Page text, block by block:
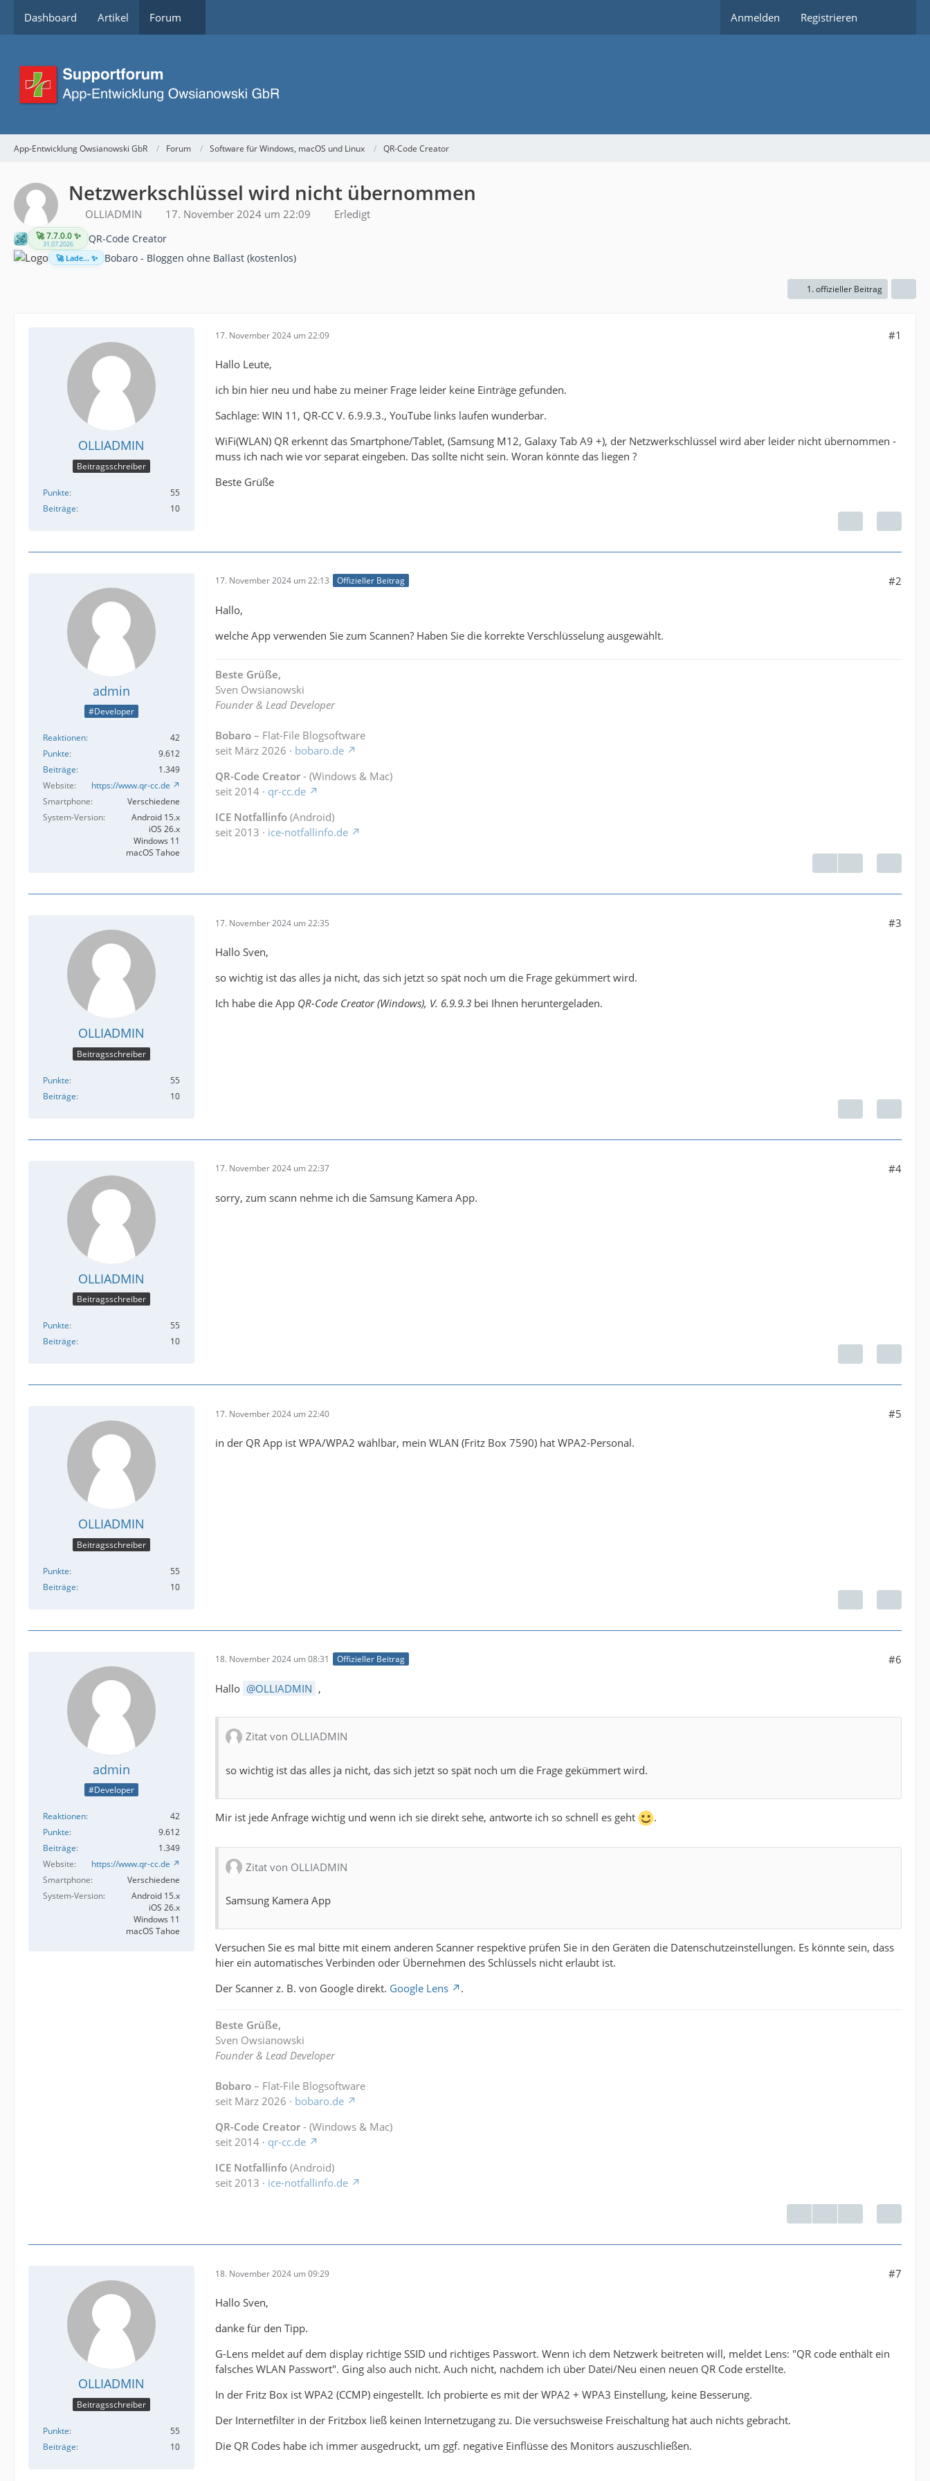
Dashboard Artikel Forum Anmelden Registrieren
App-Entwicklung Owsianowski GbR Forum Software für Windows, macOS und Linux QR-Code Creator
Netzwerkschlüssel wird nicht übernommen
OLLIADMIN 17. November 2024 um 22:09 Erledigt
🚀 7.7.0.0 ✨
31.07.2026 QR-Code Creator
🚀 Lade... ✨ Bobaro - Bloggen ohne Ballast (kostenlos)
1. offizieller Beitrag
OLLIADMIN
Beitragsschreiber
Punkte
55
Beiträge
10
17. November 2024 um 22:09 #1
Hallo Leute,
ich bin hier neu und habe zu meiner Frage leider keine Einträge gefunden.
Sachlage: WIN 11, QR-CC V. 6.9.9.3., YouTube links laufen wunderbar.
WiFi(WLAN) QR erkennt das Smartphone/Tablet, (Samsung M12, Galaxy Tab A9 +), der Netzwerkschlüssel wird aber leider nicht übernommen -
muss ich nach wie vor separat eingeben. Das sollte nicht sein. Woran könnte das liegen ?
Beste Grüße
admin
#Developer
Reaktionen
42
Punkte
9.612
Beiträge
1.349
Website
https://www.qr-cc.de
Smartphone
Verschiedene
System-Version
Android 15.x
iOS 26.x
Windows 11
macOS Tahoe
17. November 2024 um 22:13 Offizieller Beitrag #2
Hallo,
welche App verwenden Sie zum Scannen? Haben Sie die korrekte Verschlüsselung ausgewählt.
Beste Grüße,
Sven Owsianowski
Founder & Lead Developer
Bobaro – Flat-File Blogsoftware
seit März 2026 · bobaro.de
QR-Code Creator - (Windows & Mac)
seit 2014 · qr-cc.de
ICE Notfallinfo (Android)
seit 2013 · ice-notfallinfo.de
OLLIADMIN
Beitragsschreiber
Punkte
55
Beiträge
10
17. November 2024 um 22:35 #3
Hallo Sven,
so wichtig ist das alles ja nicht, das sich jetzt so spät noch um die Frage gekümmert wird.
Ich habe die App QR-Code Creator (Windows), V. 6.9.9.3 bei Ihnen heruntergeladen.
OLLIADMIN
Beitragsschreiber
Punkte
55
Beiträge
10
17. November 2024 um 22:37 #4
sorry, zum scann nehme ich die Samsung Kamera App.
OLLIADMIN
Beitragsschreiber
Punkte
55
Beiträge
10
17. November 2024 um 22:40 #5
in der QR App ist WPA/WPA2 wählbar, mein WLAN (Fritz Box 7590) hat WPA2-Personal.
admin
#Developer
Reaktionen
42
Punkte
9.612
Beiträge
1.349
Website
https://www.qr-cc.de
Smartphone
Verschiedene
System-Version
Android 15.x
iOS 26.x
Windows 11
macOS Tahoe
18. November 2024 um 08:31 Offizieller Beitrag #6
Hallo OLLIADMIN ,
Zitat von OLLIADMIN
so wichtig ist das alles ja nicht, das sich jetzt so spät noch um die Frage gekümmert wird.
Mir ist jede Anfrage wichtig und wenn ich sie direkt sehe, antworte ich so schnell es geht .
Zitat von OLLIADMIN
Samsung Kamera App
Versuchen Sie es mal bitte mit einem anderen Scanner respektive prüfen Sie in den Geräten die Datenschutzeinstellungen. Es könnte sein, dass
hier ein automatisches Verbinden oder Übernehmen des Schlüssels nicht erlaubt ist.
Der Scanner z. B. von Google direkt. Google Lens .
Beste Grüße,
Sven Owsianowski
Founder & Lead Developer
Bobaro – Flat-File Blogsoftware
seit März 2026 · bobaro.de
QR-Code Creator - (Windows & Mac)
seit 2014 · qr-cc.de
ICE Notfallinfo (Android)
seit 2013 · ice-notfallinfo.de
OLLIADMIN
Beitragsschreiber
Punkte
55
Beiträge
10
18. November 2024 um 09:29 #7
Hallo Sven,
danke für den Tipp.
G-Lens meldet auf dem display richtige SSID und richtiges Passwort. Wenn ich dem Netzwerk beitreten will, meldet Lens: "QR code enthält ein
falsches WLAN Passwort". Ging also auch nicht. Auch nicht, nachdem ich über Datei/Neu einen neuen QR Code erstellte.
In der Fritz Box ist WPA2 (CCMP) eingestellt. Ich probierte es mit der WPA2 + WPA3 Einstellung, keine Besserung.
Der Internetfilter in der Fritzbox ließ keinen Internetzugang zu. Die versuchsweise Freischaltung hat auch nichts gebracht.
Die QR Codes habe ich immer ausgedruckt, um ggf. negative Einflüsse des Monitors auszuschließen.